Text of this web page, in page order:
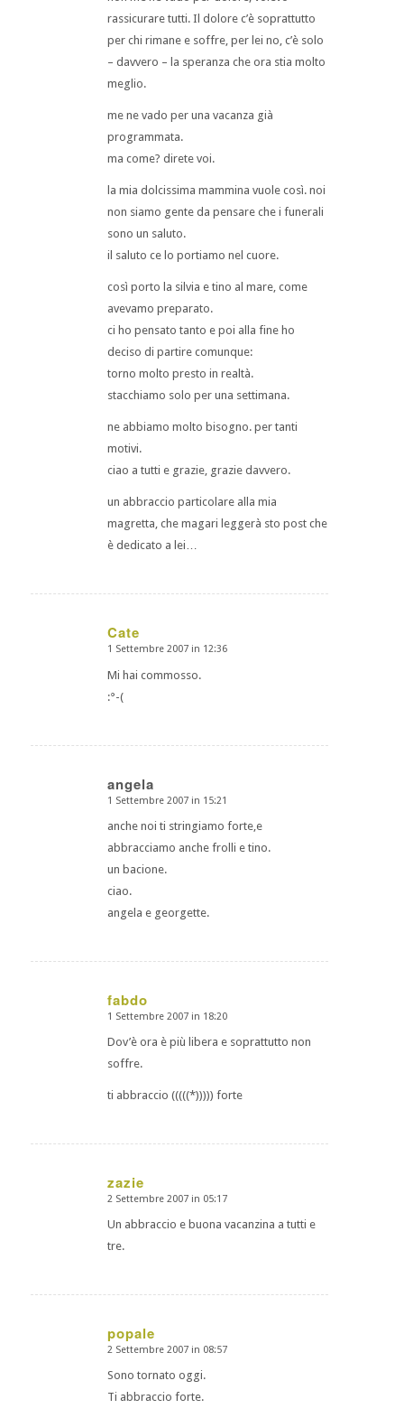
rassicurare tutti. Il dolore c’è soprattutto
per chi rimane e soffre, per lei no, c’è solo
– davvero – la speranza che ora stia molto
meglio.
me ne vado per una vacanza già
programmata.
ma come? direte voi.
la mia dolcissima mammina vuole così. noi
non siamo gente da pensare che i funerali
sono un saluto.
il saluto ce lo portiamo nel cuore.
così porto la silvia e tino al mare, come
avevamo preparato.
ci ho pensato tanto e poi alla fine ho
deciso di partire comunque:
torno molto presto in realtà.
stacchiamo solo per una settimana.
ne abbiamo molto bisogno. per tanti
motivi.
ciao a tutti e grazie, grazie davvero.
un abbraccio particolare alla mia
magretta, che magari leggerà sto post che
è dedicato a lei…
Cate
dice:
1 Settembre 2007 in 12:36
Mi hai commosso.
:°-(
angela
dice:
1 Settembre 2007 in 15:21
anche noi ti stringiamo forte,e
abbracciamo anche frolli e tino.
un bacione.
ciao.
angela e georgette.
fabdo
dice:
1 Settembre 2007 in 18:20
Dov’è ora è più libera e soprattutto non
soffre.
ti abbraccio (((((*))))) forte
zazie
dice:
2 Settembre 2007 in 05:17
Un abbraccio e buona vacanzina a tutti e
tre.
popale
dice:
2 Settembre 2007 in 08:57
Sono tornato oggi.
Ti abbraccio forte.